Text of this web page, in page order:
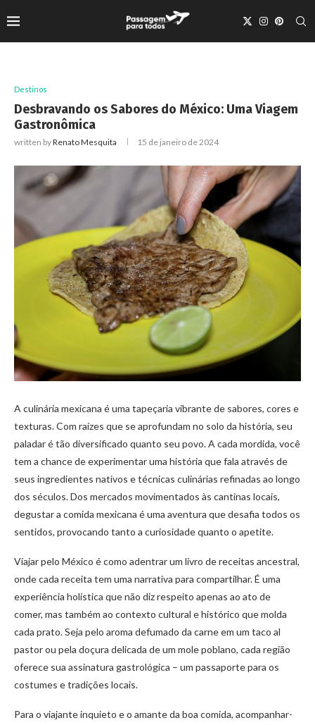
Destinos
Desbravando os Sabores do México: Uma Viagem
Gastronômica
written byRenato Mesquita 15 de janeiro de 2024
A culinária mexicana é uma tapeçaria vibrante de sabores, cores e
texturas. Com raízes que se aprofundam no solo da história, seu
paladar é tão diversificado quanto seu povo. A cada mordida, você
tem a chance de experimentar uma história que fala através de
seus ingredientes nativos e técnicas culinárias refinadas ao longo
dos séculos. Dos mercados movimentados às cantinas locais,
degustar a comida mexicana é uma aventura que desafia todos os
sentidos, provocando tanto a curiosidade quanto o apetite.
Viajar pelo México é como adentrar um livro de receitas ancestral,
onde cada receita tem uma narrativa para compartilhar. É uma
experiência holística que não diz respeito apenas ao ato de
comer, mas também ao contexto cultural e histórico que molda
cada prato. Seja pelo aroma defumado da carne em um taco al
pastor ou pela doçura delicada de um mole poblano, cada região
oferece sua assinatura gastrológica – um passaporte para os
costumes e tradições locais.
Para o viajante inquieto e o amante da boa comida, acompanhar-